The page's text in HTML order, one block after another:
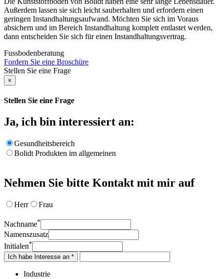
Außerdem lassen sie sich leicht sauberhalten und erfordern einen
geringen Instandhaltungsaufwand. Möchten Sie sich im Voraus
absichern und im Bereich Instandhaltung komplett entlastet werden,
dann entscheiden Sie sich für einen Instandhaltungsvertrag.
Fussbodenberatung
Fordern Sie eine Broschüre
Stellen Sie eine Frage
×
Stellen Sie eine Frage
Ja, ich bin interessiert an:
Gesundheitsbereich
Bolidt Produkten im allgemeinen
Nehmen Sie bitte Kontakt mit mir auf
Herr Frau
Nachname*
Namenszusatz
Initialen*
Ich habe Interesse an *
Industrie